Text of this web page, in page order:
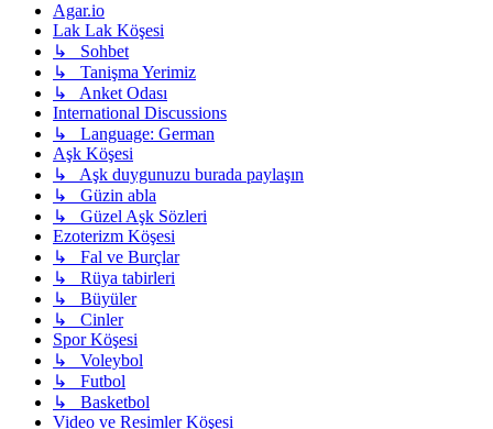
Agar.io
Lak Lak Köşesi
↳ Sohbet
↳ Tanişma Yerimiz
↳ Anket Odası
International Discussions
↳ Language: German
Aşk Köşesi
↳ Aşk duygunuzu burada paylaşın
↳ Güzin abla
↳ Güzel Aşk Sözleri
Ezoterizm Köşesi
↳ Fal ve Burçlar
↳ Rüya tabirleri
↳ Büyüler
↳ Cinler
Spor Köşesi
↳ Voleybol
↳ Futbol
↳ Basketbol
Video ve Resimler Köşesi